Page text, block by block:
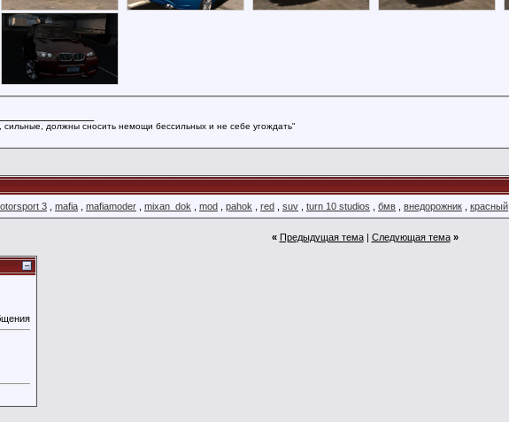
должны сносить немощи бессильных и не себе угождать"
3 mafia mafiamoder mixan_dok mod pahok red suv turn 10 studios бмв внедорожник красный
« Предыдущая тема| Следующая тема »